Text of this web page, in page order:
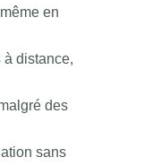
en
à distance,
des
sans